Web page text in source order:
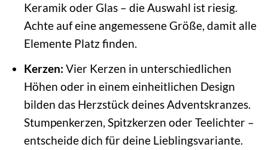
Keramik oder Glas – die Auswahl ist riesig.
Achte auf eine angemessene Größe, damit alle
Elemente Platz finden.
Kerzen: Vier Kerzen in unterschiedlichen
Höhen oder in einem einheitlichen Design
bilden das Herzstück deines Adventskranzes.
Stumpenkerzen, Spitzkerzen oder Teelichter –
entscheide dich für deine Lieblingsvariante.